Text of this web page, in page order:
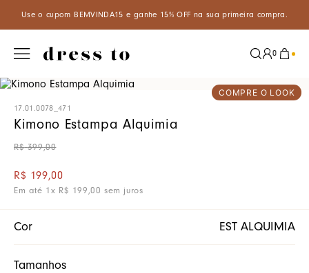
o cupom BEMVINDA15 e ganhe 15% OFF na sua primeira compra.
0
COMPRE O LOOK
17.01.0078_471
Kimono Estampa Alquimia
R$ 399,00
R$ 199,00
Em até 1 x R$ 199 ,00 sem juros
Cor EST ALQUIMIA
Tamanhos